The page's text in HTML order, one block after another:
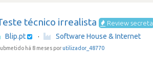
técnico irrealista Review secreta
Blip.pt · Software House & Internet
há 8 meses por utilizador_48770